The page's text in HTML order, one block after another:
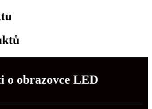
o obrazovce LED